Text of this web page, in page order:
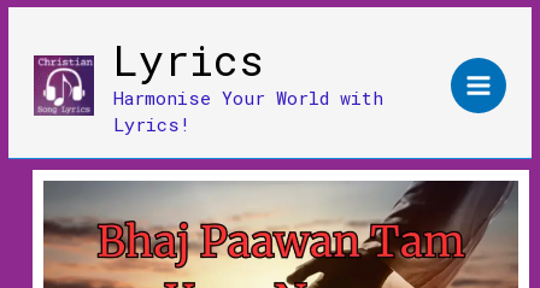
content
Lyrics
Harmonise Your World with
Lyrics!